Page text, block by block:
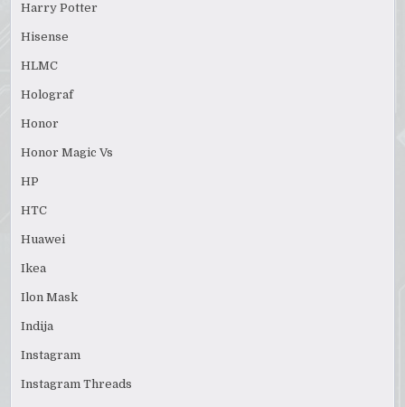
Harry Potter
Hisense
HLMC
Holograf
Honor
Honor Magic Vs
HP
HTC
Huawei
Ikea
Ilon Mask
Indija
Instagram
Instagram Threads